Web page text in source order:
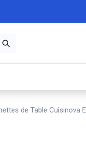
de Table Cuisinova